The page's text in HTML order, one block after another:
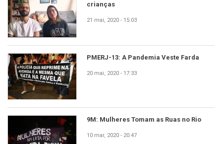
crianças
21 mai, 2020 - 15:03
PMERJ-13: A Pandemia Veste Farda
20 mai, 2020 - 17:33
9M: Mulheres Tomam as Ruas no Rio
10 mar, 2020 - 20:47